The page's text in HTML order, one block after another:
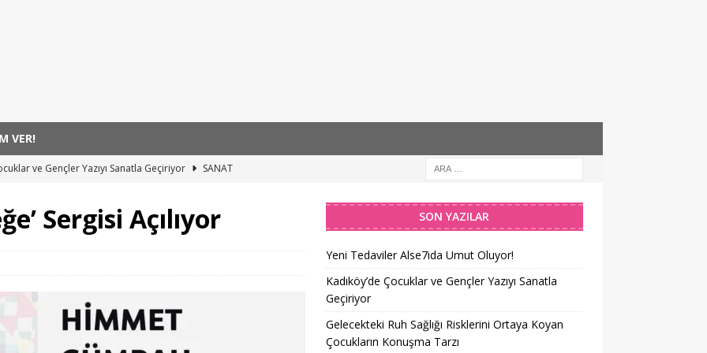
VER!
ve Gençler Yazıyı Sanatla Geçiriyor
SANAT
Alse7ida Umut Oluyor!
Sergisi Açılıyor SON YAZILAR
Yeni Tedaviler Alse7ida Umut Oluyor!
Kadıköy’de Çocuklar ve Gençler Yazıyı Sanatla
Geçiriyor
Gelecekteki Ruh Sağlığı Risklerini Ortaya Koyan
Çocukların Konuşma Tarzı